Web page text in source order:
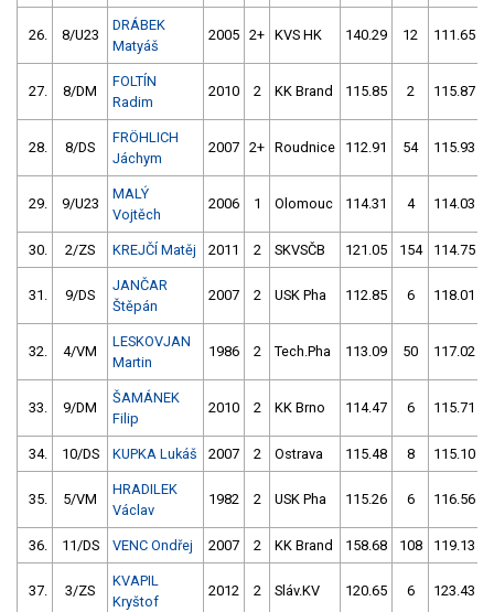
26. 8/U23
DRÁBEK
Matyáš
2005 2+ KVS HK 140.29 12 111.65
27. 8/DM
FOLTÍN
Radim
2010 2 KK Brand 115.85 2 115.87
28. 8/DS
FRÖHLICH
Jáchym
2007 2+ Roudnice 112.91 54 115.93
29. 9/U23
MALÝ
Vojtěch
2006 1 Olomouc 114.31 4 114.03
30. 2/ZS KREJČÍ Matěj 2011 2 SKVSČB 121.05 154 114.75
31. 9/DS
JANČAR
Štěpán
2007 2 USK Pha 112.85 6 118.01
32. 4/VM
LESKOVJAN
Martin
1986 2 Tech.Pha 113.09 50 117.02
33. 9/DM
ŠAMÁNEK
Filip
2010 2 KK Brno 114.47 6 115.71
34. 10/DS KUPKA Lukáš 2007 2 Ostrava 115.48 8 115.10
35. 5/VM
HRADILEK
Václav
1982 2 USK Pha 115.26 6 116.56
36. 11/DS VENC Ondřej 2007 2 KK Brand 158.68 108 119.13
37. 3/ZS
KVAPIL
Kryštof
2012 2 Sláv.KV 120.65 6 123.43